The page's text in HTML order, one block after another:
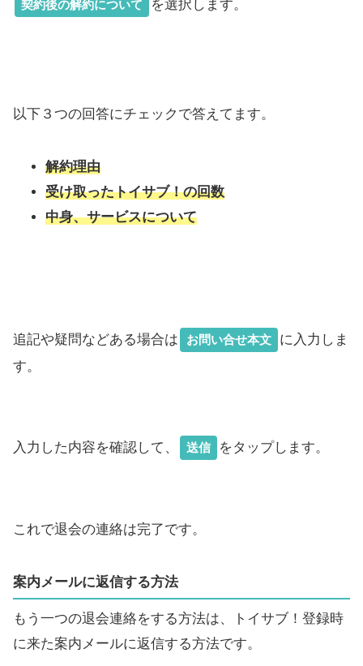
契約後の解約について を選択します。
以下３つの回答にチェックで答えてます。
解約理由
受け取ったトイサブ！の回数
中身、サービスについて
追記や疑問などある場合は お問い合せ本文
に入力しま
す。
入力した内容を確認して、 送信 をタップします。
これで退会の連絡は完了です。
案内メールに返信する方法
もう一つの退会連絡をする方法は、トイサブ！登録時
に来た案内メールに返信する方法です。